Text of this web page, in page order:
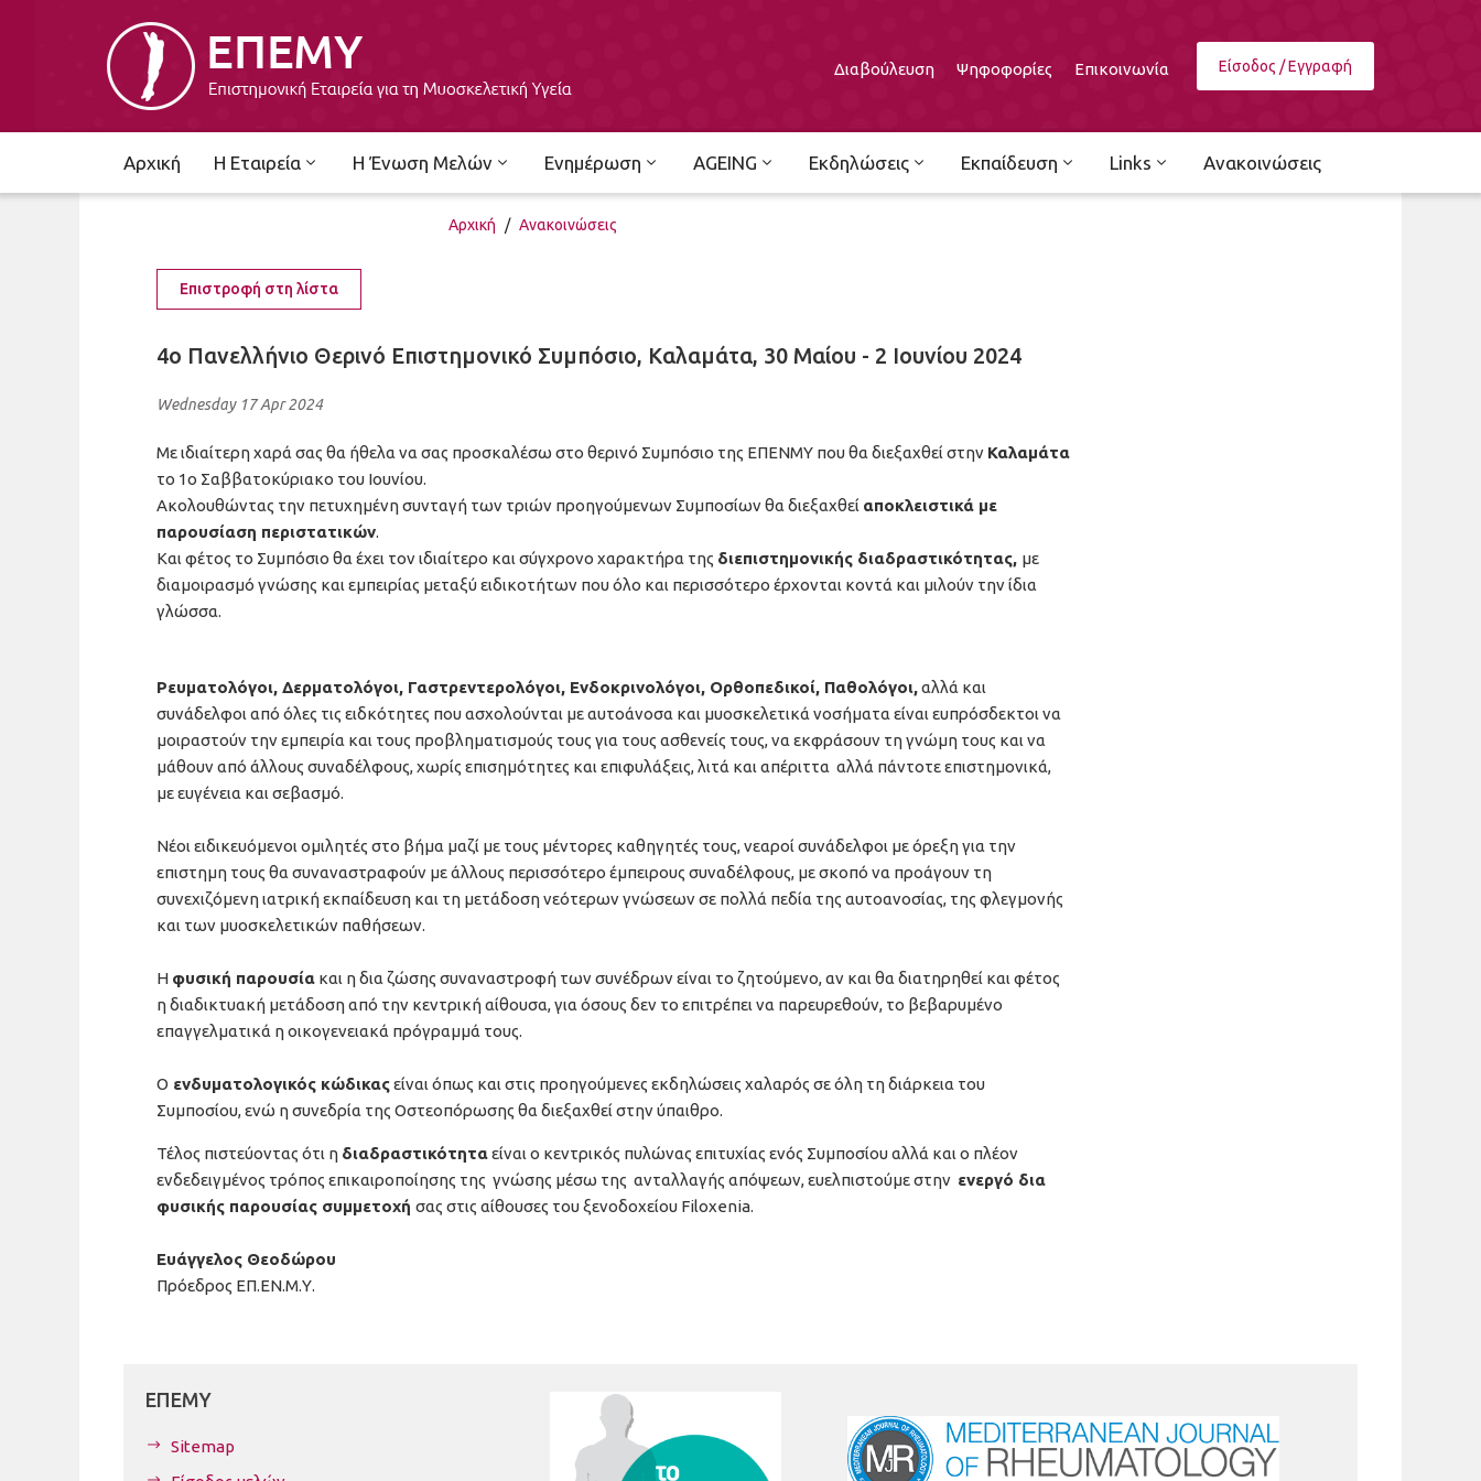
Είσοδος / Εγγραφή
Διαβούλευση Ψηφοφορίες Επικοινωνία
Αρχική Η Εταιρεία Η Ένωση Μελών Ενημέρωση AGEING Εκδηλώσεις Εκπαίδευση Links Ανακοινώσεις
Αρχική / Ανακοινώσεις
Επιστροφή στη λίστα
4ο Πανελλήνιο Θερινό Επιστημονικό Συμπόσιο, Καλαμάτα, 30 Μαίου - 2 Ιουνίου 2024
Wednesday 17 Apr 2024
Με ιδιαίτερη χαρά σας θα ήθελα να σας προσκαλέσω στο θερινό Συμπόσιο της ΕΠΕΝΜΥ που θα διεξαχθεί στην Καλαμάτα
το 1ο Σαββατοκύριακο του Ιουνίου.
Ακολουθώντας την πετυχημένη συνταγή των τριών προηγούμενων Συμποσίων θα διεξαχθεί αποκλειστικά με
παρουσίαση περιστατικών.
Και φέτος το Συμπόσιο θα έχει τον ιδιαίτερο και σύγχρονο χαρακτήρα της διεπιστημονικής διαδραστικότητας, με
διαμοιρασμό γνώσης και εμπειρίας μεταξύ ειδικοτήτων που όλο και περισσότερο έρχονται κοντά και μιλούν την ίδια
γλώσσα.
Ρευματολόγοι, Δερματολόγοι, Γαστρεντερολόγοι, Ενδοκρινολόγοι, Ορθοπεδικοί, Παθολόγοι,αλλά και
συνάδελφοι από όλες τις ειδκότητες που ασχολούνται με αυτοάνοσα και μυοσκελετικά νοσήματα είναι ευπρόσδεκτοι να
μοιραστούν την εμπειρία και τους προβληματισμούς τους για τους ασθενείς τους, να εκφράσουν τη γνώμη τους και να
μάθουν από άλλους συναδέλφους, χωρίς επισημότητες και επιφυλάξεις, λιτά και απέριττα αλλά πάντοτε επιστημονικά,
με ευγένεια και σεβασμό.
Νέοι ειδικευόμενοι ομιλητές στο βήμα μαζί με τους μέντορες καθηγητές τους, νεαροί συνάδελφοι με όρεξη για την
επιστημη τους θα συναναστραφούν με άλλους περισσότερο έμπειρους συναδέλφους, με σκοπό να προάγουν τη
συνεχιζόμενη ιατρική εκπαίδευση και τη μετάδοση νεότερων γνώσεων σε πολλά πεδία της αυτοανοσίας, της φλεγμονής
και των μυοσκελετικών παθήσεων.
Η φυσική παρουσία και η δια ζώσης συναναστροφή των συνέδρων είναι το ζητούμενο, αν και θα διατηρηθεί και φέτος
η διαδικτυακή μετάδοση από την κεντρική αίθουσα, για όσους δεν το επιτρέπει να παρευρεθούν, το βεβαρυμένο
επαγγελματικά η οικογενειακά πρόγραμμά τους.
Ο ενδυματολογικός κώδικαςείναι όπως και στις προηγούμενες εκδηλώσεις χαλαρός σε όλη τη διάρκεια του
Συμποσίου, ενώ η συνεδρία της Οστεοπόρωσης θα διεξαχθεί στην ύπαιθρο.
Τέλος πιστεύοντας ότι η διαδραστικότηταείναι ο κεντρικός πυλώνας επιτυχίας ενός Συμποσίου αλλά και ο πλέον
ενδεδειγμένος τρόπος επικαιροποίησης της γνώσης μέσω της ανταλλαγής απόψεων, ευελπιστούμε στην ενεργό δια
φυσικής παρουσίας συμμετοχή σας στις αίθουσες του ξενοδοχείου Filoxenia.
Ευάγγελος Θεοδώρου
Πρόεδρος ΕΠ.ΕΝ.Μ.Υ.
ΕΠΕΜΥ
Sitemap